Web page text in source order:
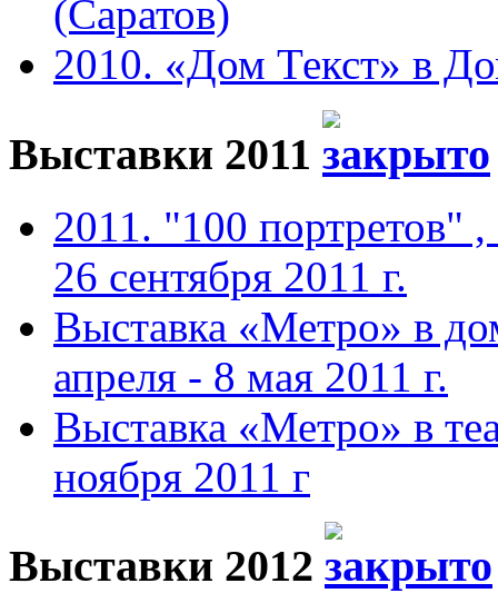
(Саратов)
2010. «Дом Текст» в
Выставки 2011
2011. "100 портретов"
26 сентября 2011 г.
Выставка «Метро» в
апреля - 8 мая 2011 г.
Выставка «Метро» в
ноября 2011 г
Выставки 2012